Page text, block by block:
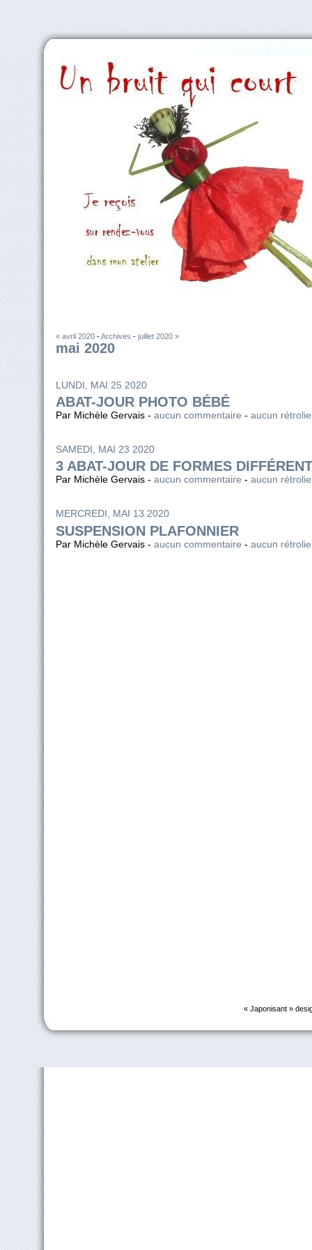
« avril 2020 -Archives - juillet 2020 »
mai 2020
LUNDI, MAI 25 2020
ABAT-JOUR PHOTO BÉBÉ
Par Michèle Gervais - aucun commentaire - aucun
SAMEDI, MAI 23 2020
3 ABAT-JOUR DE FORMES
Par Michèle Gervais - aucun commentaire - aucun
MERCREDI, MAI 13 2020
SUSPENSION PLAFONNIER
Par Michèle Gervais - aucun commentaire - aucun
« Japonisant »